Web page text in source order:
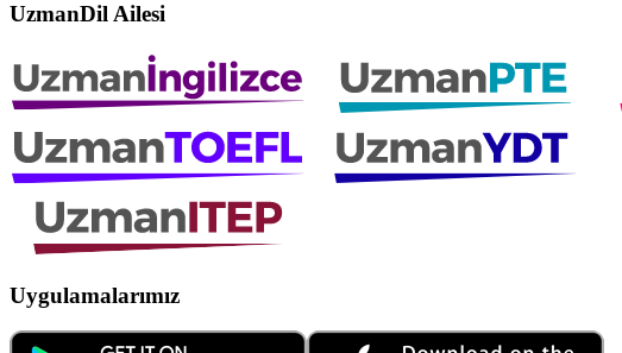
UzmanDil Ailesi
Uygulamalarımız